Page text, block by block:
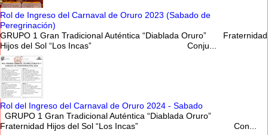
Rol de Ingreso del Carnaval de Oruro 2023 (Sabado de
Peregrinación)
GRUPO 1 Gran Tradicional Auténtica “Diablada Oruro” Fraternidad
Hijos del Sol “Los Incas” Conju...
Rol del Ingreso del Carnaval de Oruro 2024 - Sabado
GRUPO 1 Gran Tradicional Auténtica “Diablada Oruro”
Fraternidad Hijos del Sol “Los Incas” Con...